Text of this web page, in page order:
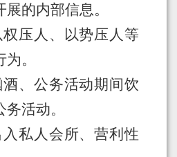
的内部信息。
权压人、以势压人等
。
酒、公务活动期间饮
活动。
入私人会所、营利性